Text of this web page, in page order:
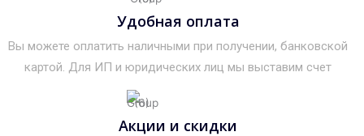
Удобная оплата
Вы можете оплатить наличными при получении, банковской
картой. Для ИП и юридических лиц мы выставим счет
Акции и скидки